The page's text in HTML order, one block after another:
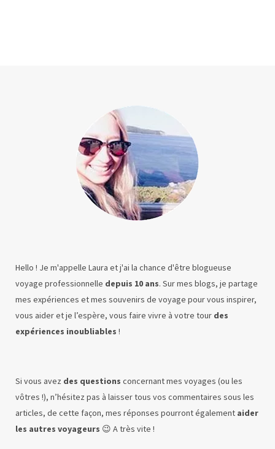
Hello ! Je m'appelle Laura et j'ai la chance d'être blogueuse
voyage professionnelle depuis 10 ans. Sur mes blogs, je partage
mes expériences et mes souvenirs de voyage pour vous inspirer,
vous aider et je l’espère, vous faire vivre à votre tour des
expériences inoubliables !
Si vous avez des questions concernant mes voyages (ou les
vôtres !), n’hésitez pas à laisser tous vos commentaires sous les
articles, de cette façon, mes réponses pourront également aider
les autres voyageurs 😉 A très vite !